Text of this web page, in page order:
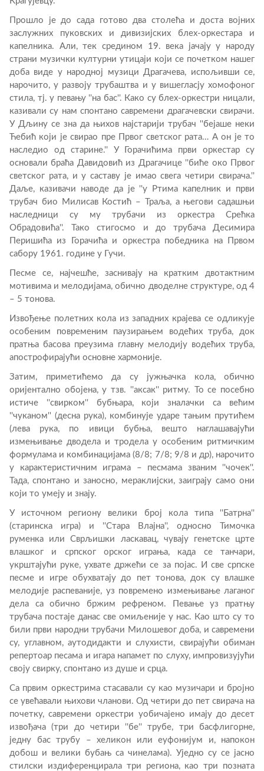
Прошло је до сада готово два столећа и доста војних
заслужних пуковских и дивизијских блех-оркестара и
капелника. Али, тек средином 19. века јачају у народу
страни музички културни утицаји који се почетком нашег
доба виде у народној музици Драгачева, испољивши се,
нарочито, у развоју трубаштва и у вишегласју хомофоног
стила, тј. у певању ''на бас''. Како су блех-оркестри ницали,
казивали су нам спонтано савремени драгачевски свирачи.
У Дљину се зна да њихов најстарији трубач ''бејаше неки
Ћебић који је свирао пре Првог светског рата… А он је то
наследио од старине.'' У Горачићима први оркестар су
основали браћа Давидовић из Драгачице ''биће око Првог
светског рата, и у саставу је имао свега четири свирача.''
Даље, казивачи наводе да је ''у Ртима капелник и први
трубач био Милисав Костић – Траља, а његови садашњи
наследници су му трубачи из оркестра Срећка
Обрадовића''. Тако стигосмо и до трубача Десимира
Перишића из Горачића и оркестра победника на Првом
сабору 1961. године у Гучи.
Песме се, најчешће, заснивају на кратким двотактним
мотивима и мелодијама, обично дводелне структуре, од 4
– 5 тонова.
Извођење полетних кола из западних крајева се одликује
особеним повременим паузирањем водећих труба, док
пратња басова преузима главну мелодију водећих труба,
апострофирајући основне хармоније.
Затим, приметићемо да су јужњачка кола, обично
оријентално обојена, у тзв. ''аксак'' ритму. То се посебно
истиче ''свирком'' бубњара, који зналачки са већим
''чуканом'' (десна рука), комбинује ударе тањим прутићем
(лева рука, по ивици бубња, вешто наглашавајући
измењивање дводела и тродела у особеним ритмичким
формулама и комбинацијама (8/8; 7/8; 9/8 и др), нарочито
у карактеристичним играма – песмама званим ''чочек''.
Тада, спонтано и заносно, мераклијски, заиграју само они
који то умеју и знају.
У источном региону велики број кола типа ''Батрна''
(старинска игра) и ''Стара Влајна'', односно Тимочка
руменка или Сврљишки ласкавац, чувају генетске црте
влашког и српског орског играња, када се танчари,
укрштајући руке, ухвате држећи се за појас. И све српске
песме и игре обухватају до пет тонова, док су влашке
мелодије распеваније, уз повремено измењивање лаганог
дела са обично бржим рефреном. Певање уз пратњу
трубача постаје данас све омиљеније у нас. Као што су то
били први народни трубачи Милошевог доба, и савремени
су, углавном, аутодидакти и слухисти, свирајући обиман
репертоар песама и игара напамет по слуху, импровизујући
своју свирку, спонтано из душе и срца.
Са првим оркестрима стасавали су као музичари и бројно
се увећавали њихови чланови. Од четири до пет свирача на
почетку, савремени оркестри уобичајено имају до десет
извођача (три до четири ''бе'' трубе, три басфлигорне,
једну бас трубу – хеликон или еуфонијум и, напокон
добош и велики бубањ са чинелама). Уједно су се јасно
стилски издиференцирала три региона, као три позната